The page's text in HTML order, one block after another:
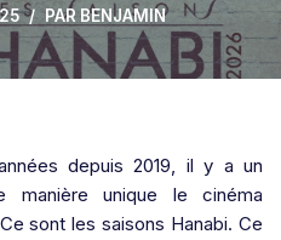
PAR BENJAMIN
depuis 2019, il y a un
manière unique le cinéma
sont les saisons Hanabi. Ce